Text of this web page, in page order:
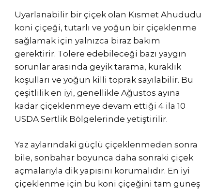
Uyarlanabilir bir çiçek olan Kısmet Ahududu
koni çiçeği, tutarlı ve yoğun bir çiçeklenme
sağlamak için yalnızca biraz bakım
gerektirir. Tolere edebileceği bazı yaygın
sorunlar arasında geyik tarama, kuraklık
koşulları ve yoğun killi toprak sayılabilir. Bu
çeşitlilik en iyi, genellikle Ağustos ayına
kadar çiçeklenmeye devam ettiği 4 ila 10
USDA Sertlik Bölgelerinde yetiştirilir.
Yaz aylarındaki güçlü çiçeklenmeden sonra
bile, sonbahar boyunca daha sonraki çiçek
açmalarıyla dik yapısını korumalıdır. En iyi
çiçeklenme için bu koni çiçeğini tam güneş